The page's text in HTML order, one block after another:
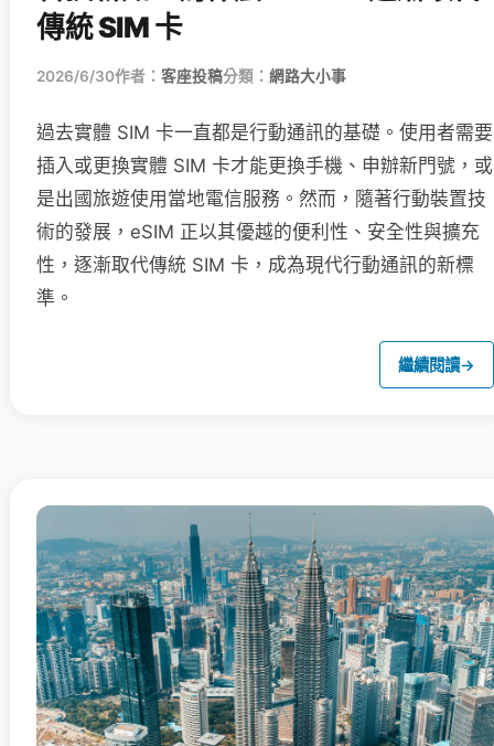
傳統 SIM 卡
2026/6/30作者： 客座投稿分類： 網路大小事
過去實體 SIM 卡一直都是行動通訊的基礎。使用者需要
插入或更換實體 SIM 卡才能更換手機、申辦新門號，或
是出國旅遊使用當地電信服務。然而，隨著行動裝置技
術的發展，eSIM 正以其優越的便利性、安全性與擴充
性，逐漸取代傳統 SIM 卡，成為現代行動通訊的新標
準。
繼續閱讀→